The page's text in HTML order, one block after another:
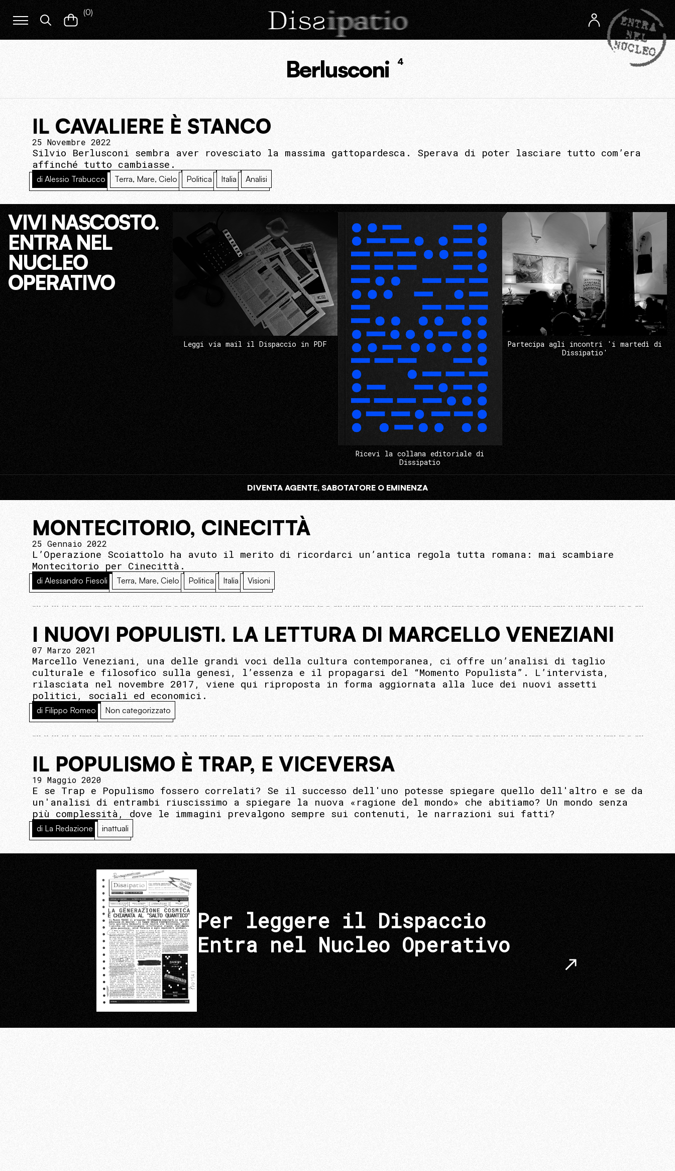
(0)
Berlusconi 4
IL CAVALIERE È STANCO
25 Novembre 2022
Silvio Berlusconi sembra aver rovesciato la massima gattopardesca. Sperava di poter lasciare tutto com’era
affinché tutto cambiasse.
di Alessio Trabucco Terra, Mare, Cielo Politica Italia Analisi
VIVI NASCOSTO.
ENTRA NEL
NUCLEO
OPERATIVO
Leggi via mail il Dispaccio in PDF
Ricevi la collana editoriale di
Dissipatio
Partecipa agli incontri 'i martedì di
Dissipatio'
DIVENTA AGENTE, SABOTATORE O EMINENZA
MONTECITORIO, CINECITTÀ
25 Gennaio 2022
L’Operazione Scoiattolo ha avuto il merito di ricordarci un’antica regola tutta romana: mai scambiare
Montecitorio per Cinecittà.
di Alessandro Fiesoli Terra, Mare, Cielo Politica Italia Visioni
I NUOVI POPULISTI. LA LETTURA DI MARCELLO VENEZIANI
07 Marzo 2021
Marcello Veneziani, una delle grandi voci della cultura contemporanea, ci offre un’analisi di taglio
culturale e filosofico sulla genesi, l’essenza e il propagarsi del “Momento Populista”. L’intervista,
rilasciata nel novembre 2017, viene qui riproposta in forma aggiornata alla luce dei nuovi assetti
politici, sociali ed economici.
di Filippo Romeo Non categorizzato
IL POPULISMO È TRAP, E VICEVERSA
19 Maggio 2020
E se Trap e Populismo fossero correlati? Se il successo dell'uno potesse spiegare quello dell'altro e se da
un'analisi di entrambi riuscissimo a spiegare la nuova «ragione del mondo» che abitiamo? Un mondo senza
più complessità, dove le immagini prevalgono sempre sui contenuti, le narrazioni sui fatti?
di La Redazione inattuali
Per leggere il Dispaccio
Entra nel Nucleo Operativo